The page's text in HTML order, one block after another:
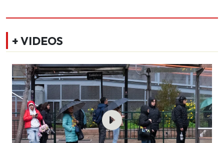
+ VIDEOS